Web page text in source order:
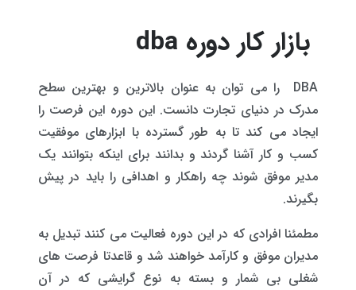
بازار کار دوره dba
DBA را می توان به عنوان بالاترین و بهترین سطح
مدرک در دنیای تجارت دانست. این دوره این فرصت را
ایجاد می کند تا به طور گسترده با ابزارهای موفقیت
کسب و کار آشنا گردند و بدانند برای اینکه بتوانند یک
مدیر موفق شوند چه راهکار و اهدافی را باید در پیش
بگیرند.
مطمئنا افرادی که در این دوره فعالیت می کنند تبدیل به
مدیران موفق و کارآمد خواهند شد و قاعدتا فرصت های
شغلی بی شمار و بسته به نوع گرایشی که در آن